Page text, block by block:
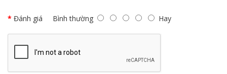
Đánh giá Bình thường Hay